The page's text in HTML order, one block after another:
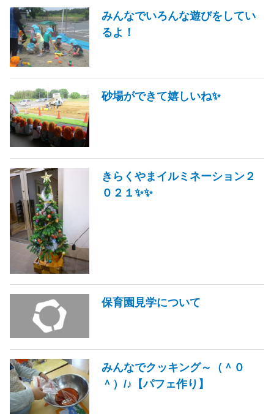
みんなでいろんな遊びをしてい
るよ！
砂場ができて嬉しいね✨
きらくやまイルミネーション２
０２１✨✨
保育園見学について
みんなでクッキング～（＾０
＾）/♪【パフェ作り】